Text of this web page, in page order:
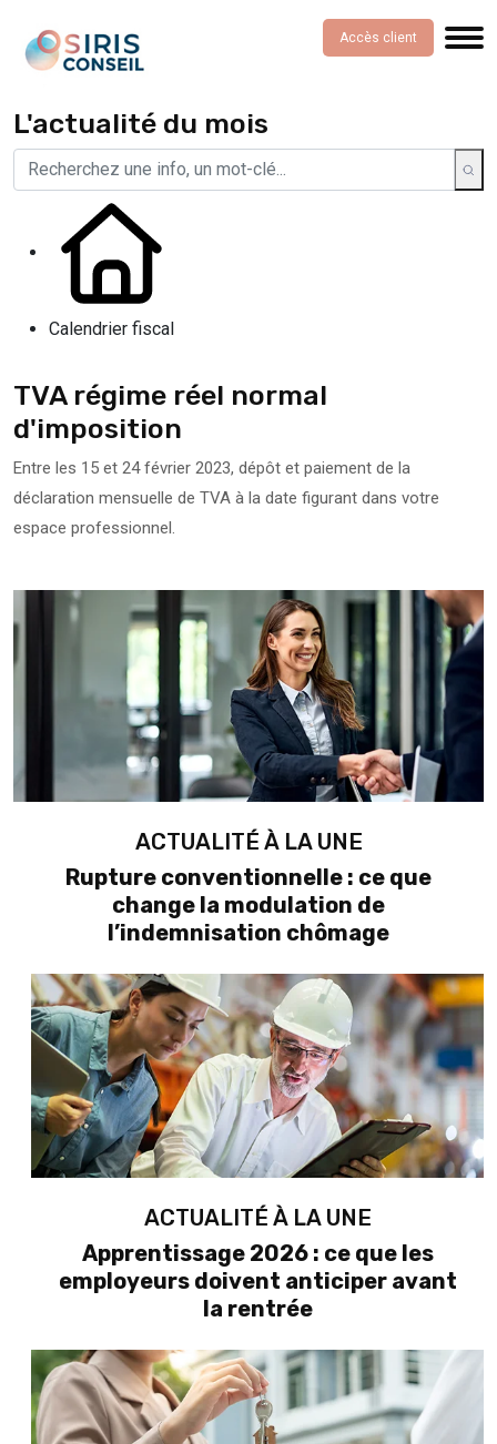
Accès client
L'actualité du mois
Calendrier fiscal
TVA régime réel normal
d'imposition
Entre les 15 et 24 février 2023, dépôt et paiement de la
déclaration mensuelle de TVA à la date figurant dans votre
espace professionnel.
ACTUALITÉ À LA UNE
Rupture conventionnelle : ce que
change la modulation de
l’indemnisation chômage
ACTUALITÉ À LA UNE
Apprentissage 2026 : ce que les
employeurs doivent anticiper avant
la rentrée